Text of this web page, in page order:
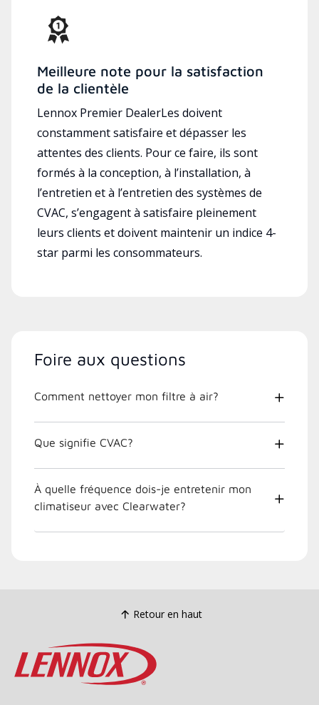
Meilleure note pour la satisfaction
de la clientèle
Lennox Premier DealerLes doivent
constamment satisfaire et dépasser les
attentes des clients. Pour ce faire, ils sont
formés à la conception, à l’installation, à
l’entretien et à l’entretien des systèmes de
CVAC, s’engagent à satisfaire pleinement
leurs clients et doivent maintenir un indice 4-
star parmi les consommateurs.
Foire aux questions
Comment nettoyer mon filtre à air?
Que signifie CVAC?
À quelle fréquence dois-je entretenir mon
climatiseur avec Clearwater?
Retour en haut